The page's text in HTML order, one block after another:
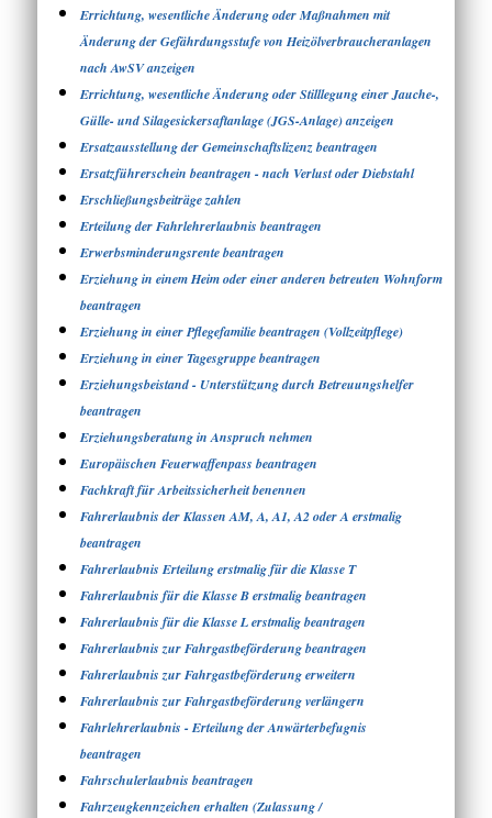
Errichtung, wesentliche Änderung oder Maßnahmen mit
Änderung der Gefährdungsstufe von Heizölverbraucheranlagen
nach AwSV anzeigen
Errichtung, wesentliche Änderung oder Stilllegung einer Jauche-,
Gülle- und Silagesickersaftanlage (JGS-Anlage) anzeigen
Ersatzausstellung der Gemeinschaftslizenz beantragen
Ersatzführerschein beantragen - nach Verlust oder Diebstahl
Erschließungsbeiträge zahlen
Erteilung der Fahrlehrerlaubnis beantragen
Erwerbsminderungsrente beantragen
Erziehung in einem Heim oder einer anderen betreuten Wohnform
beantragen
Erziehung in einer Pflegefamilie beantragen (Vollzeitpflege)
Erziehung in einer Tagesgruppe beantragen
Erziehungsbeistand - Unterstützung durch Betreuungshelfer
beantragen
Erziehungsberatung in Anspruch nehmen
Europäischen Feuerwaffenpass beantragen
Fachkraft für Arbeitssicherheit benennen
Fahrerlaubnis der Klassen AM, A, A1, A2 oder A erstmalig
beantragen
Fahrerlaubnis Erteilung erstmalig für die Klasse T
Fahrerlaubnis für die Klasse B erstmalig beantragen
Fahrerlaubnis für die Klasse L erstmalig beantragen
Fahrerlaubnis zur Fahrgastbeförderung beantragen
Fahrerlaubnis zur Fahrgastbeförderung erweitern
Fahrerlaubnis zur Fahrgastbeförderung verlängern
Fahrlehrerlaubnis - Erteilung der Anwärterbefugnis
beantragen
Fahrschulerlaubnis beantragen
Fahrzeugkennzeichen erhalten (Zulassung /